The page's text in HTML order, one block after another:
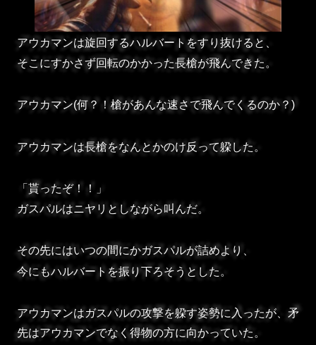
アウカマンは旋回するハルバートをすり抜けると、
そこにすかさず回転のかかった長槍が飛んできた。
アウカマン(何？！槍があんな速さで飛んでくるのか？)
アウカマンは長槍をなんとかのけ反って躱した。
「貰ったぞ！！」
ガスパルはニヤリとしながら叫んだ。
その先にはいつの間にかガスパルが詰めより、
今にもハルバートを振り下ろそうとした。
アウカマンはガスパルの攻撃を躱す姿勢に入ったが、矛
先はアウカマンでなく得物の方に向かっていた。